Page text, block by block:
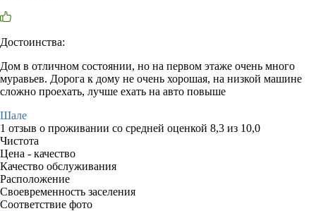
Достоинства:
Дом в отличном состоянии, но на первом этаже очень много
муравьев. Дорога к дому не очень хорошая, на низкой машине
сложно проехать, лучше ехать на авто повыше
Шале
1 отзыв о проживании со средней оценкой 8,3 из 10,0
Чистота
Цена - качество
Качество обслуживания
Расположение
Своевременность заселения
Соответствие фото